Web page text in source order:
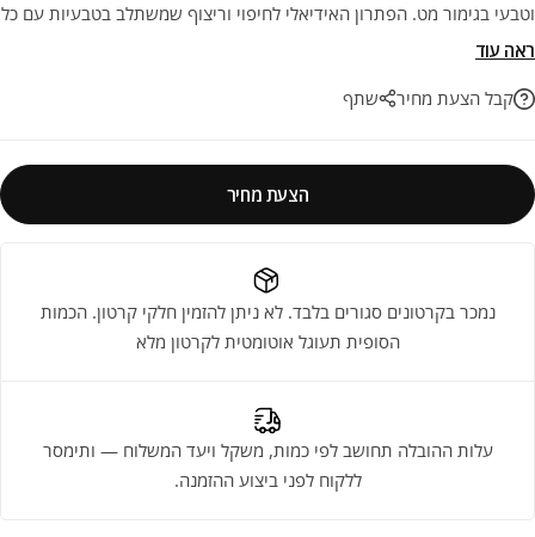
וטבעי בגימור מט. הפתרון האידיאלי לחיפוי וריצוף שמשתלב בטבעיות עם כל
סגנון עיצובי. השילוב המושלם בין אסתטיקה ועמידות לשנים רבות.
ראה עוד
קבל הצעת מחיר
שתף
הצעת מחיר
נמכר בקרטונים סגורים בלבד. לא ניתן להזמין חלקי קרטון. הכמות
הסופית תעוגל אוטומטית לקרטון מלא
עלות ההובלה תחושב לפי כמות, משקל ויעד המשלוח — ותימסר
ללקוח לפני ביצוע ההזמנה.